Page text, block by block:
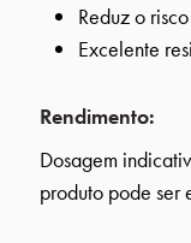
Reduz o
Excelente
Rendimento:
Dosagem
produto pode ser